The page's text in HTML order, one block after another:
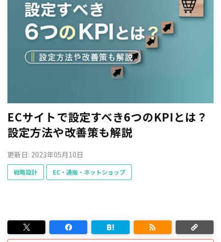
ECサイトで設定すべき6つのKPIとは？
設定方法や改善策も解説
更新日: 2023年05月10日
戦略設計 EC・通販・ネットショップ